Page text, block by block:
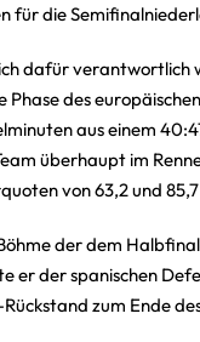
für die
dafür verantwortlich
des
aus einem
überhaupt im
von 63,2 und 85,7
der dem
er der spanischen
zum Ende